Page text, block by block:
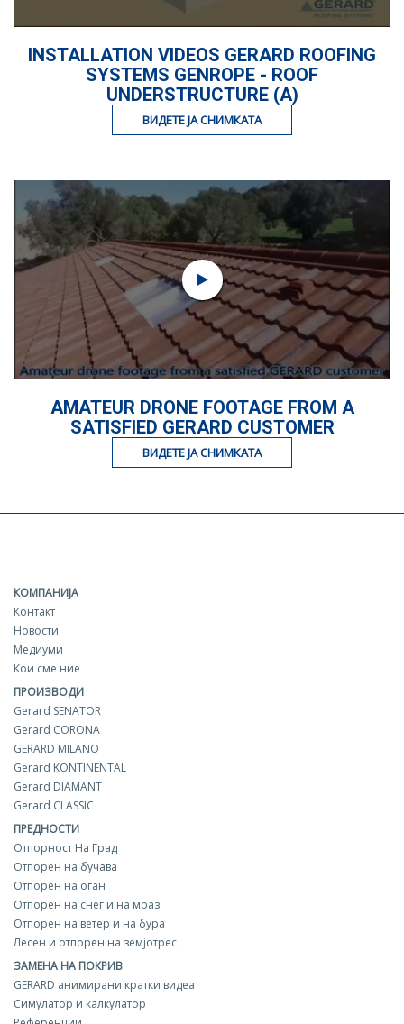
INSTALLATION VIDEOS GERARD ROOFING
SYSTEMS GENROPE - ROOF
UNDERSTRUCTURE (A)
ВИДЕТЕ ЈА СНИМКАТА
AMATEUR DRONE FOOTAGE FROM A
SATISFIED GERARD CUSTOMER
ВИДЕТЕ ЈА СНИМКАТА
КОМПАНИЈА
Контакт
Новости
Медиуми
Кои сме ние
ПРОИЗВОДИ
Gerard SENATOR
Gerard CORONA
GERARD MILANO
Gerard KONTINENTAL
Gerard DIAMANT
Gerard CLASSIC
ПРЕДНОСТИ
Отпорност На Град
Отпорен на бучава
Отпорен на оган
Отпорен на снег и на мраз
Отпорен на ветер и на бура
Лесен и отпорен на земјотрес
ЗАМЕНА НА ПОКРИВ
GERARD aнимирани кратки видеа
Симулатор и калкулатор